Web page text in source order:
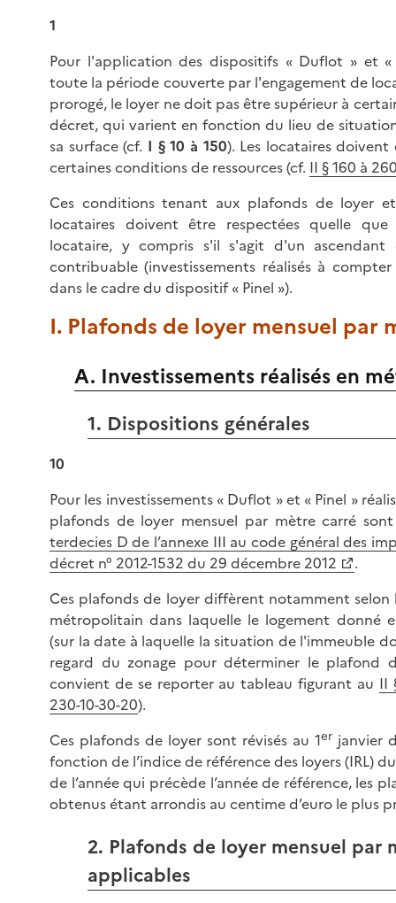
1
Pour l'application des dispositifs « Duflot » et
toute la période couverte par l'engagement de
prorogé, le loyer ne doit pas être supérieur à
décret, qui varient en fonction du lieu de
sa surface (cf. I § 10 à 150). Les locataires
certaines conditions de ressources (cf. II § 160 à
Ces conditions tenant aux plafonds de loyer
locataires doivent être respectées quelle
locataire, y compris s'il s'agit d'un
contribuable (investissements réalisés à
dans le cadre du dispositif « Pinel »).
I. Plafonds de loyer mensuel par
A. Investissements réalisés en
1. Dispositions générales
10
Pour les investissements « Duflot » et « Pinel »
plafonds de loyer mensuel par mètre carré sont
terdecies D de l’annexe III au code général des
décret n° 2012-1532 du 29 décembre 2012
.
Ces plafonds de loyer diffèrent notamment
métropolitain dans laquelle le logement donné
(sur la date à laquelle la situation de l'immeuble
regard du zonage pour déterminer le plafond
convient de se reporter au tableau figurant au II
230-10-30-20).
Ces plafonds de loyer sont révisés au 1er janvier
fonction de l’indice de référence des loyers (IRL)
de l’année qui précède l’année de référence, les
obtenus étant arrondis au centime d’euro le plus
2. Plafonds de loyer mensuel par
applicables